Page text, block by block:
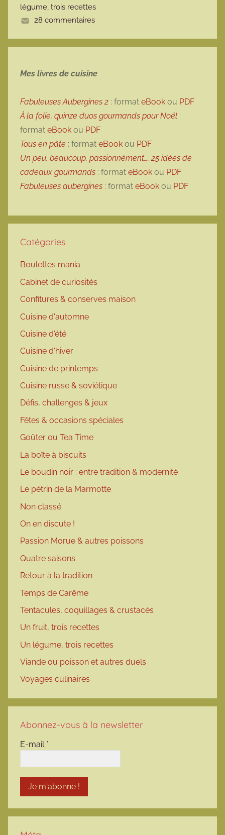
légume, trois recettes
28 commentaires
Mes livres de cuisine
Fabuleuses Aubergines 2 : format eBook ou PDF
À la folie, quinze duos gourmands pour Noël :
format eBook ou PDF
Tous en pâte : format eBook ou PDF
Un peu, beaucoup, passionnément…, 25 idées de
cadeaux gourmands : format eBook ou PDF
Fabuleuses aubergines : format eBook ou PDF
Catégories
Boulettes mania
Cabinet de curiosités
Confitures & conserves maison
Cuisine d'automne
Cuisine d'été
Cuisine d'hiver
Cuisine de printemps
Cuisine russe & soviétique
Défis, challenges & jeux
Fêtes & occasions spéciales
Goûter ou Tea Time
La boîte à biscuits
Le boudin noir : entre tradition & modernité
Le pétrin de la Marmotte
Non classé
On en discute !
Passion Morue & autres poissons
Quatre saisons
Retour à la tradition
Temps de Carême
Tentacules, coquillages & crustacés
Un fruit, trois recettes
Un légume, trois recettes
Viande ou poisson et autres duels
Voyages culinaires
Abonnez-vous à la newsletter
E-mail *